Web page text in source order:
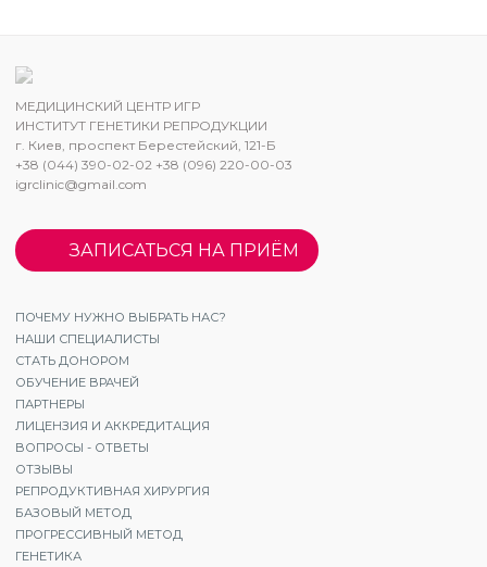
МЕДИЦИНСКИЙ ЦЕНТР ИГР
ИНСТИТУТ ГЕНЕТИКИ РЕПРОДУКЦИИ
г. Киев, проспект Берестейский, 121-Б
+38 (044) 390-02-02 +38 (096) 220-00-03
igrclinic@gmail.com
ЗАПИСАТЬСЯ НА ПРИЁМ
ПОЧЕМУ НУЖНО ВЫБРАТЬ НАС?
НАШИ СПЕЦИАЛИСТЫ
СТАТЬ ДОНОРОМ
ОБУЧЕНИЕ ВРАЧЕЙ
ПАРТНЕРЫ
ЛИЦЕНЗИЯ И АККРЕДИТАЦИЯ
ВОПРОСЫ - ОТВЕТЫ
ОТЗЫВЫ
РЕПРОДУКТИВНАЯ ХИРУРГИЯ
БАЗОВЫЙ МЕТОД
ПРОГРЕССИВНЫЙ МЕТОД
ГЕНЕТИКА